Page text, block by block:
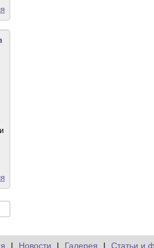
| Новости | Галерея | Статьи и